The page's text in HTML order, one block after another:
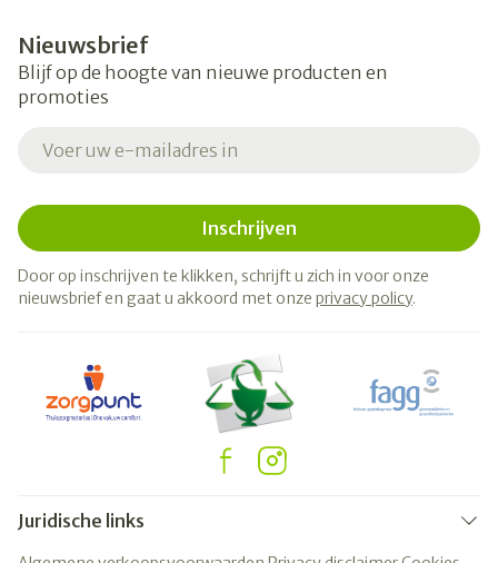
Nieuwsbrief
Blijf op de hoogte van nieuwe producten en
promoties
Inschrijven
Door op inschrijven te klikken, schrijft u zich in voor onze
nieuwsbrief en gaat u akkoord met onze privacy policy.
Juridische links